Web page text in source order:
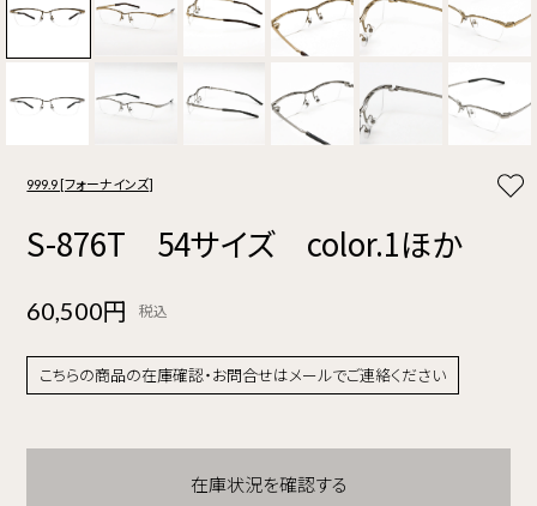
999.9 [フォーナインズ]
S-876T 54サイズ color.1ほか
60,500円 税込
こちらの商品の在庫確認・お問合せはメールでご連絡ください
在庫状況を確認する